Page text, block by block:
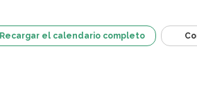
Recargar el calendario completo